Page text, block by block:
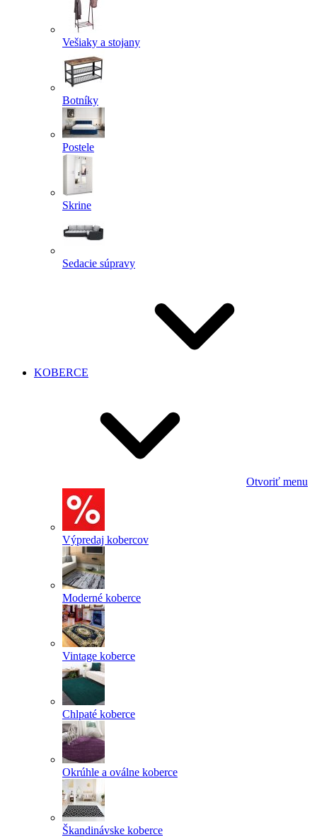
Vešiaky a stojany
Botníky
Postele
Skrine
Sedacie súpravy
KOBERCE
Otvoriť menu
Výpredaj kobercov
Moderné koberce
Vintage koberce
Chlpaté koberce
Okrúhle a oválne koberce
Škandinávske koberce